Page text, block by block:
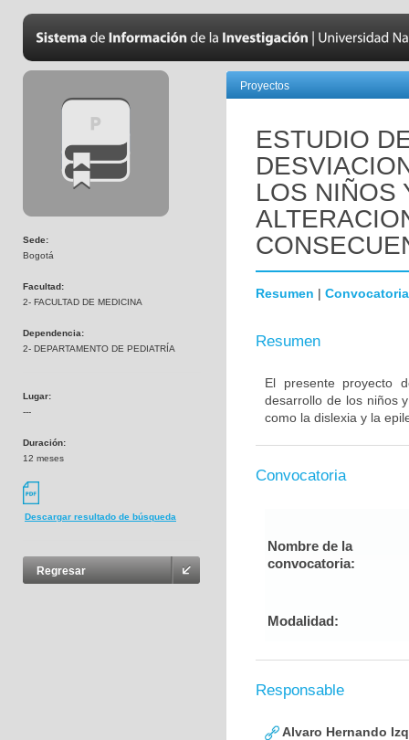
Sede:
Bogotá
Facultad:
2- FACULTAD DE MEDICINA
Dependencia:
2- DEPARTAMENTO DE PEDIATRÍA
Lugar:
---
Duración:
12 meses
Descargar resultado de búsqueda
Regresar
Proyectos
ESTUDIO
LOS NIÑOS
Resumen | Convocatoria
Resumen
El presente proyecto
desarrollo de los niños
como la dislexia y la
Convocatoria
Nombre de la
convocatoria:
Modalidad:
Responsable
Alvaro Hernando